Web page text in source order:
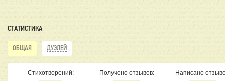
СТАТИСТИКА
ОБЩАЯ ДУЭЛЕЙ
Стихотворений: Получено отзывов: Написано